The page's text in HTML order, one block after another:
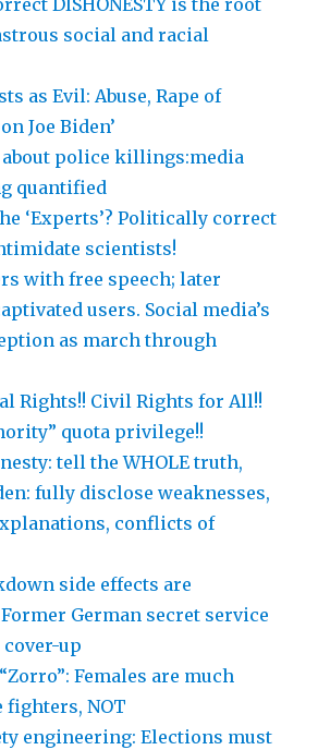
DISHONESTY is the root
social and racial
as Evil: Abuse, Rape of
Joe Biden’
about police killings:media
quantified
‘Experts’? Politically correct
scientists!
with free speech; later
users. Social media’s
as march through
Rights!! Civil Rights for All!!
quota privilege!!
tell the WHOLE truth,
fully disclose weaknesses,
conflicts of
side effects are
German secret service
up
Females are much
fighters, NOT
engineering: Elections must